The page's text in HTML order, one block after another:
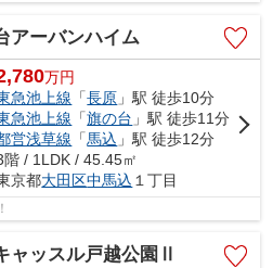
アーバンハイム
万円
急池上線 「長原 」駅 徒歩10分
急池上線 「旗の台 」駅 徒歩11分
営浅草線 「馬込 」駅 徒歩12分
階 / 1LDK / 45.45㎡
京都大田区中馬込 １丁目
ャッスル戸越公園Ⅱ